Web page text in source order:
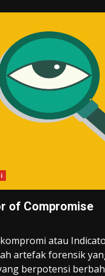
of Compromise
atau
artefak forensik
berpotensi